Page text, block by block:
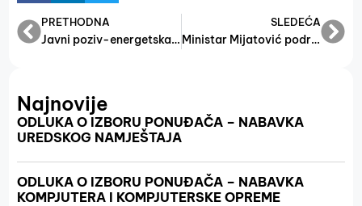
PRETHODNA
Javni poziv-energetska efikasnost MSP
SLEDEĆA
Ministar Mijatović podržao mladu ekipu iz BIH na međunarodnom natjecanju u poduzetništvu
Najnovije
ODLUKA O IZBORU PONUĐAČA – NABAVKA
UREDSKOG NAMJEŠTAJA
ODLUKA O IZBORU PONUĐAČA – NABAVKA
KOMPJUTERA I KOMPJUTERSKE OPREME